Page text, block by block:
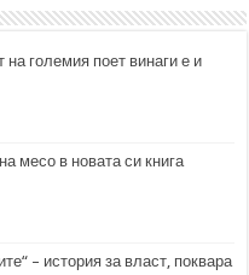
големия поет винаги е и
месо в новата си книга
– история за власт, поквара